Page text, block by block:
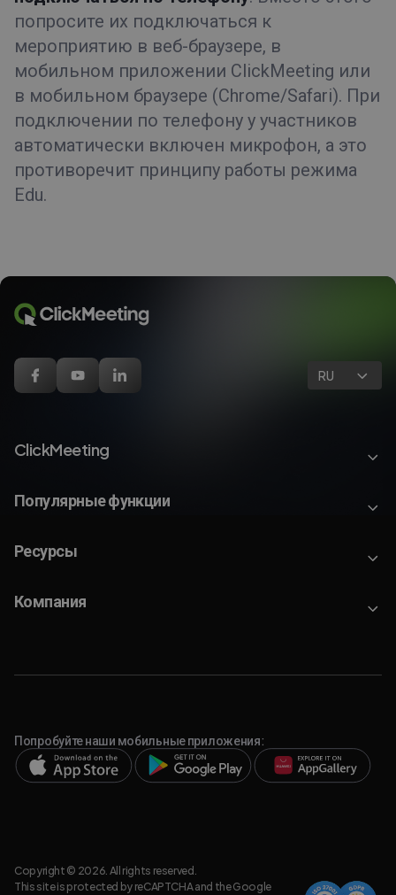
попросите их подключаться к
мероприятию в веб-браузере, в
мобильном приложении ClickMeeting или
в мобильном браузере (Chrome/Safari). При
подключении по телефону у участников
автоматически включен микрофон, а это
противоречит принципу работы режима
Edu.
RU
ClickMeeting
Популярные функции
Ресурсы
Компания
Попробуйте наши мобильные приложения:
Copyright © 2026. All rights reserved.
This site is protected by reCAPTCHA and the Google